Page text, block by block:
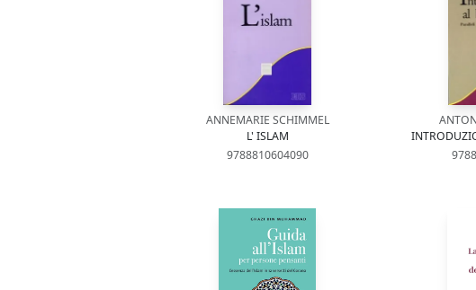
ANNEMARIE SCHIMMEL
L' ISLAM
9788810604090